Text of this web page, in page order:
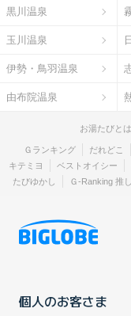
黒川温泉
玉川温泉
伊勢・鳥羽温泉
由布院温泉
お湯たびとは
Ｇランキング だれどこ
キテミヨ
ベストオイシー
たびゆかし
Ｇ-Ranking 推
個人のお客さま